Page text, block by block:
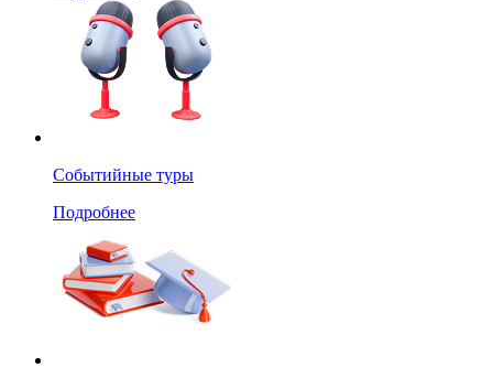
Событийные туры
Подробнее